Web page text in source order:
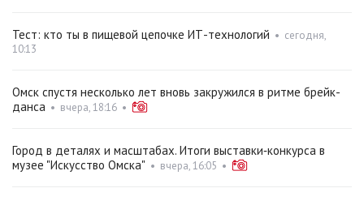
Тест: кто ты в пищевой цепочке ИТ-технологий • сегодня,
10:13
Омск спустя несколько лет вновь закружился в ритме брейк-
данса • вчера, 18:16 •
Город в деталях и масштабах. Итоги выставки‑конкурса в
музее "Искусство Омска" • вчера, 16:05 •